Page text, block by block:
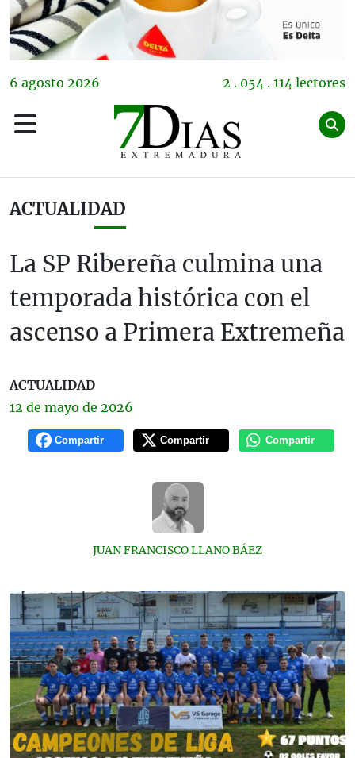
6 agosto 2026 2 . 054 . 114 lectores
ACTUALIDAD
La SP Ribereña culmina una
temporada histórica con el
ascenso a Primera Extremeña
ACTUALIDAD
12 de mayo de 2026
Compartir Compartir Compartir
JUAN FRANCISCO LLANO BÁEZ